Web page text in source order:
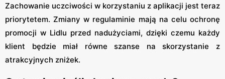
Zachowanie uczciwości w korzystaniu z aplikacji jest teraz
priorytetem. Zmiany w regulaminie mają na celu ochronę
promocji w Lidlu przed nadużyciami, dzięki czemu każdy
klient będzie miał równe szanse na skorzystanie z
atrakcyjnych zniżek.